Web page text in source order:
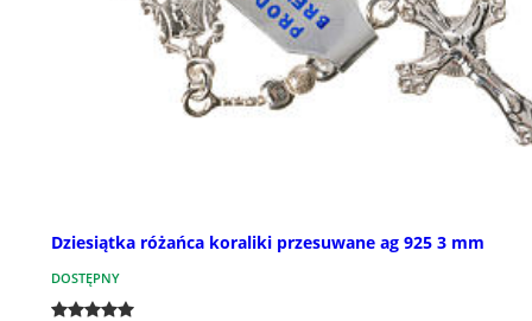
Dziesiątka różańca koraliki przesuwane ag 925 3 mm
DOSTĘPNY